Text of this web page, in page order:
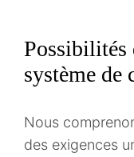
Possibilités
système de
Nous
des exigences